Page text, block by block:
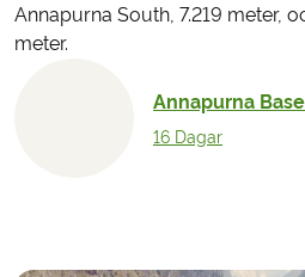
Annapurna South, 7.219 meter,
meter.
Annapurna
16 Dagar